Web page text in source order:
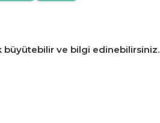
büyütebilir ve bilgi edinebilirsiniz.